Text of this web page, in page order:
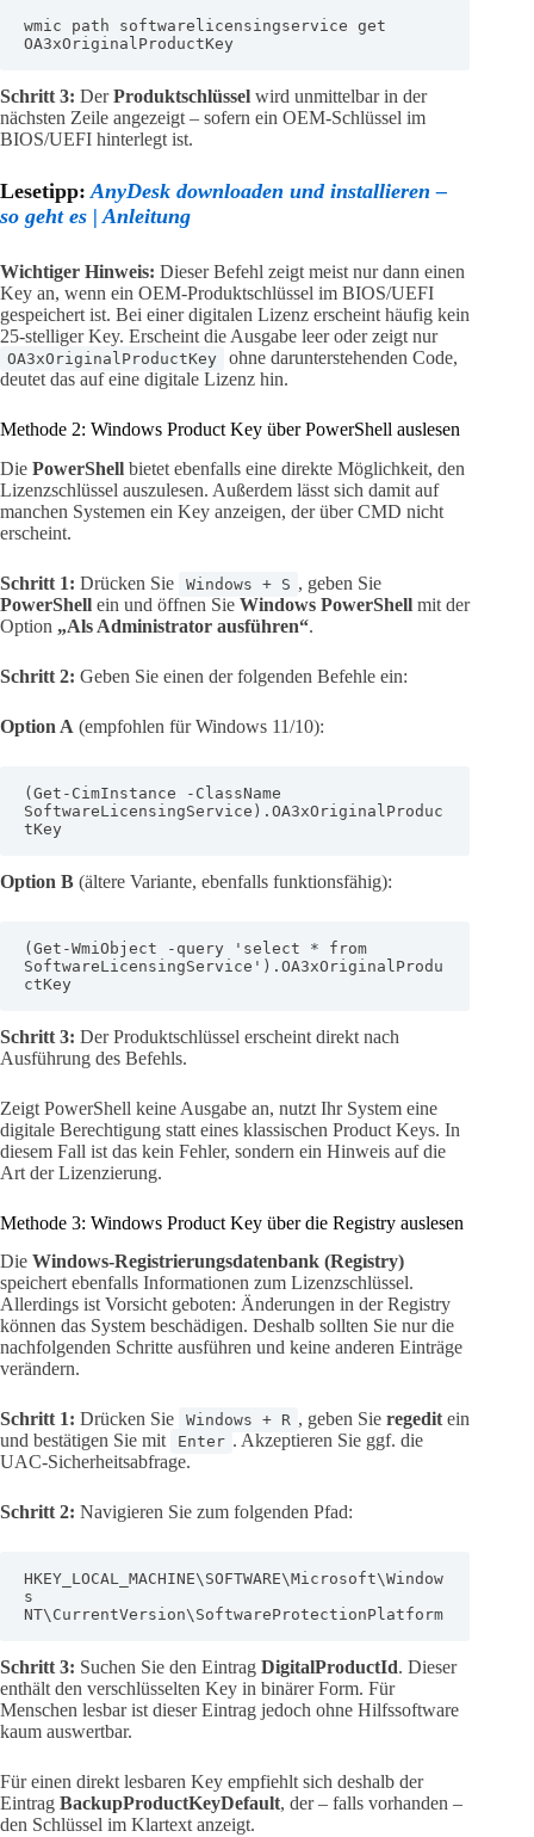
wmic path softwarelicensingservice get
OA3xOriginalProductKey
Schritt 3: DerProduktschlüssel wird unmittelbar in der
nächsten Zeile angezeigt – sofern ein OEM-Schlüssel im
BIOS/UEFI hinterlegt ist.
Lesetipp: AnyDesk downloaden und installieren –
so geht es | Anleitung
Wichtiger Hinweis: Dieser Befehl zeigt meist nur dann einen
Key an, wenn ein OEM-Produktschlüssel im BIOS/UEFI
gespeichert ist. Bei einer digitalen Lizenz erscheint häufig kein
25-stelliger Key. Erscheint die Ausgabe leer oder zeigt nur
OA3xOriginalProductKey
ohne darunterstehenden Code,
deutet das auf eine digitale Lizenz hin.
Methode 2: Windows Product Key über PowerShell auslesen
Die PowerShell bietet ebenfalls eine direkte Möglichkeit, den
Lizenzschlüssel auszulesen. Außerdem lässt sich damit auf
manchen Systemen ein Key anzeigen, der über CMD nicht
erscheint.
Schritt 1: Drücken Sie Windows + S , geben Sie
PowerShell ein und öffnen Sie Windows PowerShell mit der
Option „Als Administrator ausführen“.
Schritt 2: Geben Sie einen der folgenden Befehle ein:
Option A (empfohlen für Windows 11/10):
(Get-CimInstance -ClassName
SoftwareLicensingService).OA3xOriginalProduc
tKey
Option B (ältere Variante, ebenfalls funktionsfähig):
(Get-WmiObject -query 'select * from
SoftwareLicensingService').OA3xOriginalProdu
ctKey
Schritt 3: Der Produktschlüssel erscheint direkt nach
Ausführung des Befehls.
Zeigt PowerShell keine Ausgabe an, nutzt Ihr System eine
digitale Berechtigung statt eines klassischen Product Keys. In
diesem Fall ist das kein Fehler, sondern ein Hinweis auf die
Art der Lizenzierung.
Methode 3: Windows Product Key über die Registry auslesen
Die Windows-Registrierungsdatenbank (Registry)
speichert ebenfalls Informationen zum Lizenzschlüssel.
Allerdings ist Vorsicht geboten: Änderungen in der Registry
können das System beschädigen. Deshalb sollten Sie nur die
nachfolgenden Schritte ausführen und keine anderen Einträge
verändern.
Schritt 1: Drücken Sie Windows + R , geben Sie regedit ein
und bestätigen Sie mit
Enter . Akzeptieren Sie ggf. die
UAC-Sicherheitsabfrage.
Schritt 2: Navigieren Sie zum folgenden Pfad:
HKEY_LOCAL_MACHINE\SOFTWARE\Microsoft\Window
s
NT\CurrentVersion\SoftwareProtectionPlatform
Schritt 3: Suchen Sie den Eintrag DigitalProductId. Dieser
enthält den verschlüsselten Key in binärer Form. Für
Menschen lesbar ist dieser Eintrag jedoch ohne Hilfssoftware
kaum auswertbar.
Für einen direkt lesbaren Key empfiehlt sich deshalb der
Eintrag BackupProductKeyDefault, der – falls vorhanden –
den Schlüssel im Klartext anzeigt.